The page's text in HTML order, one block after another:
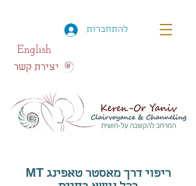
להתחברות
English
יצירת קשר
ריפוי דרך מאסטר טאפינג MT